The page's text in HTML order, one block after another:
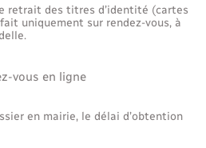
retrait des titres d’identité (cartes
uniquement sur rendez-vous, à
vous en ligne
en mairie, le délai d’obtention